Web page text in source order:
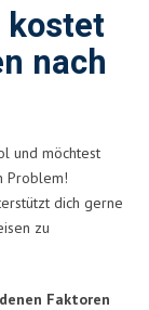
kostet
nach
und möchtest
Problem!
dich gerne
zu
Faktoren